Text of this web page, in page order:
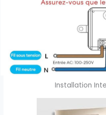
Installation